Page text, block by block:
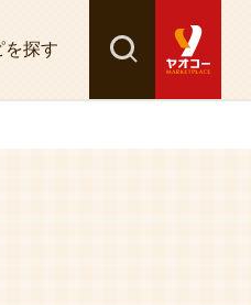
を探す 検索
探す